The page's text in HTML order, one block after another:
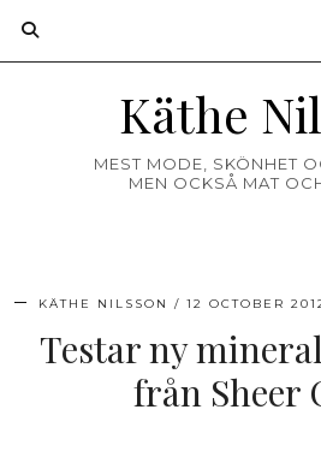
Käthe
MEST MODE, SKÖNHET
MEN OCKSÅ MAT
KÄTHE NILSSON 12 OCTOBER
Testar ny
från Sheer